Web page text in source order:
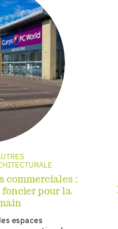
commerciales :
pour la
espaces